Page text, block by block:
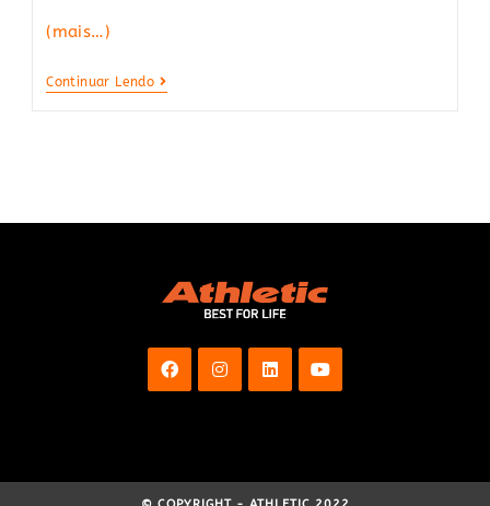
(mais…)
Continuar LendoMelhore
Sua
Coração